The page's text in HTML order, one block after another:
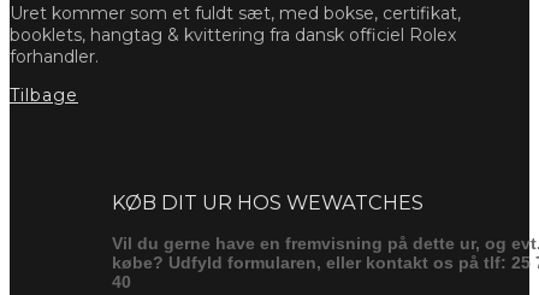
Uret kommer som et fuldt sæt, med bokse, certifikat,
booklets, hangtag & kvittering fra dansk officiel Rolex
forhandler.
Tilbage
KØB DIT UR HOS WEWATCHES
Vil du gerne have en fremvisning på dette ur, og
købe? Udfyld formularen, eller kontakt os på tlf: 25
40